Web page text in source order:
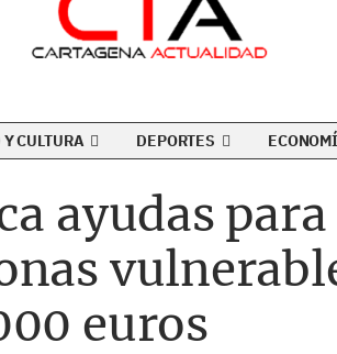
CULTURA DEPORTES
ayudas
euros